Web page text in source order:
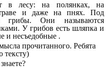
в лесу: на полянках, на
и даже на пнях. Под
грибы. Они называются
У грибов есть шляпка и
и несъедобные .
прочитанного. Ребята
тексту)